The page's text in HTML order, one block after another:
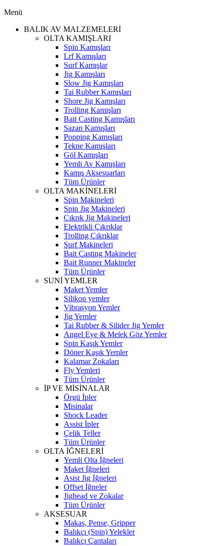
Menü
BALIK AV MALZEMELERİ
OLTA KAMIŞLARI
Spin Kamışları
Lrf Kamışları
Surf Kamışlar
Jig Kamışları
Slow Jig Kamışları
Tai Rubber Kamışları
Shore Jig Kamışları
Trolling Kamışları
Bait Casting Kamışları
Sazan Kamışları
Popping Kamışları
Tekne Kamışları
Göl Kamışları
Yemli Av Kamışları
Kamış Aksesuarları
Tüm Ürünler
OLTA MAKİNELERİ
Spin Makineleri
Spin Jig Makineleri
Çıkrık Jig Makineleri
Elektrikli Çıkrıklar
Trolling Çıkrıklar
Surf Makineleri
Bait Casting Makineler
Bait Runner Makineler
Tüm Ürünler
SUNİ YEMLER
Maket Yemler
Silikon yemler
Vibrasyon Yemler
Jig Yemler
Tai Rubber & Silider Jig Yemler
Angel Eye & Melek Göz Yemler
Spin Kaşık Yemler
Döner Kaşık Yemler
Kalamar Zokaları
Fly Yemleri
Tüm Ürünler
İP VE MİSİNALAR
Örgü İpler
Misinalar
Shock Leader
Assist İpler
Çelik Teller
Tüm Ürünler
OLTA İĞNELERİ
Yemli Olta İğneleri
Maket İğneleri
Asist Jig İğneleri
Offset İğneler
Jighead ve Zokalar
Tüm Ürünler
AKSESUAR
Makas, Pense, Gripper
Balıkçı (Spin) Yelekler
Balıkçı Çantaları